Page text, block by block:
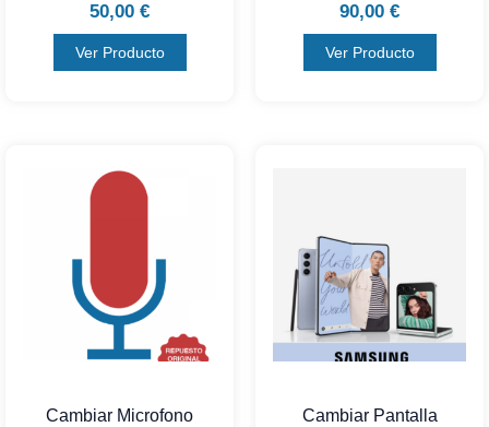
50,00 €
Ver Producto
90,00 €
Ver Producto
Cambiar Microfono
Cambiar Pantalla